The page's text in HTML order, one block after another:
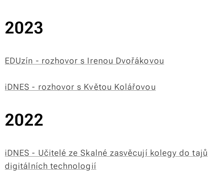
2023
EDUzín - rozhovor s Irenou Dvořákovou
iDNES - rozhovor s Květou Kolářovou
2022
iDNES - Učitelé ze Skalné zasvěcují kolegy do tajů
digitálních technologií